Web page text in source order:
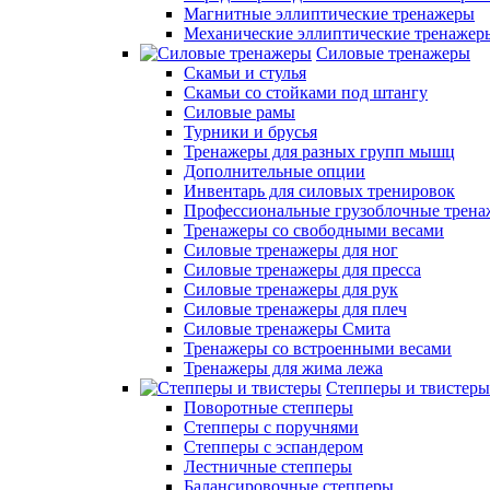
Магнитные эллиптические тренажеры
Механические эллиптические
Силовые тренажеры
Скамьи и стулья
Скамьи со стойками под штангу
Силовые рамы
Турники и брусья
Тренажеры для разных групп мышц
Дополнительные опции
Инвентарь для силовых тренировок
Профессиональные грузоблочные
Тренажеры со свободными весами
Силовые тренажеры для ног
Силовые тренажеры для пресса
Силовые тренажеры для рук
Силовые тренажеры для плеч
Силовые тренажеры Смита
Тренажеры со встроенными весами
Тренажеры для жима лежа
Степперы и твистеры
Поворотные степперы
Степперы с поручнями
Степперы с эспандером
Лестничные степперы
Балансировочные степперы